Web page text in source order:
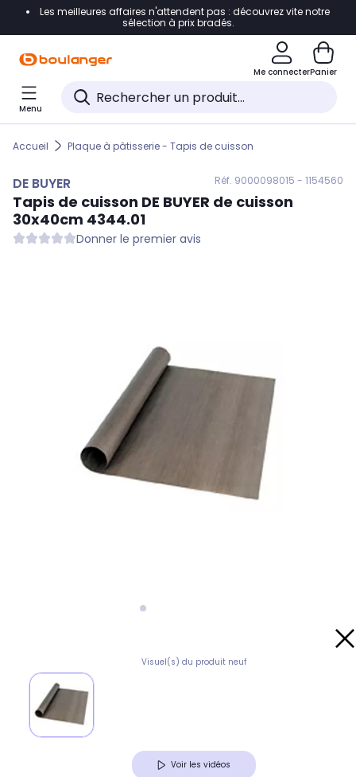
Accéder directement à la navigation
Accéder directement au pied de page
Accéder directement au chatbot
Les meilleures affaires n'attendent pas : découvrez vite notre
sélection à prix bradés.
Me connecterPanier
Menu
Accueil Plaque à pâtisserie - Tapis de cuisson
DE BUYER Réf. 9000098015 - 1154560
Tapis de cuisson DE BUYER de cuisson
30x40cm 4344.01
Donner le premier avis
Visuel(s) du produit neuf
Voir les vidéos